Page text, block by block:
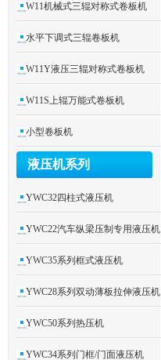
W11机械式三辊对称式卷板机
水平下调式三辊卷板机
W11Y液压三辊对称式卷板机
W11S上辊万能式卷板机
小型卷板机
液压机系列
YWC32四柱式液压机
YWC22汽车纵梁压制专用液压机
YWC35系列框式液压机
YWC28系列双动薄板拉伸液压机
YWC50系列热压机
YWC34系列门框/门面液压机